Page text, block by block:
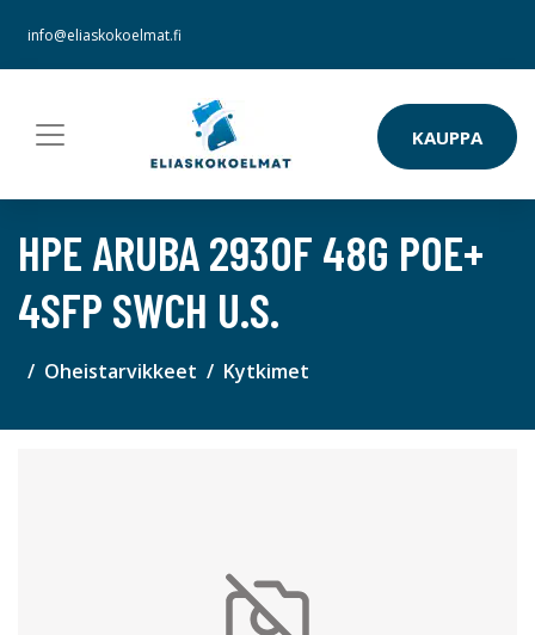
info@eliaskokoelmat.fi
KAUPPA
HPE ARUBA 2930F 48G POE+
4SFP SWCH U.S.
Oheistarvikkeet Kytkimet